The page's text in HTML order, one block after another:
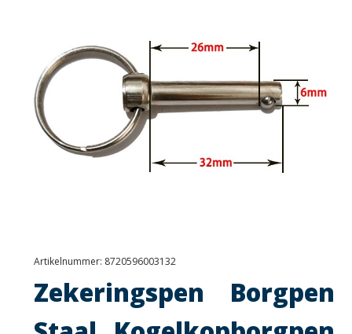
Artikelnummer: 8720596003132
Zekeringspen Borgpen